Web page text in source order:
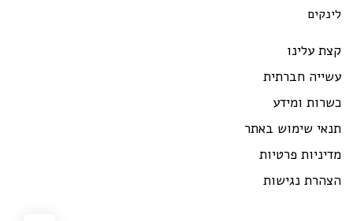
לינקים
קצת עלינו
עשייה חברתית
כשרות ומידע
תנאי שימוש באתר
מדיניות פרטיות
הצהרת נגישות